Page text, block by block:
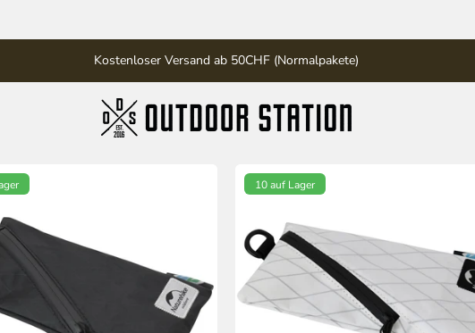
Kostenloser Versand ab 50CHF (Normalpakete)
10 auf Lager